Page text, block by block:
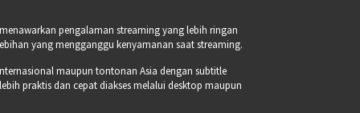
pengalaman streaming yang lebih ringan
yang mengganggu kenyamanan saat streaming.
maupun tontonan Asia dengan subtitle
praktis dan cepat diakses melalui desktop maupun